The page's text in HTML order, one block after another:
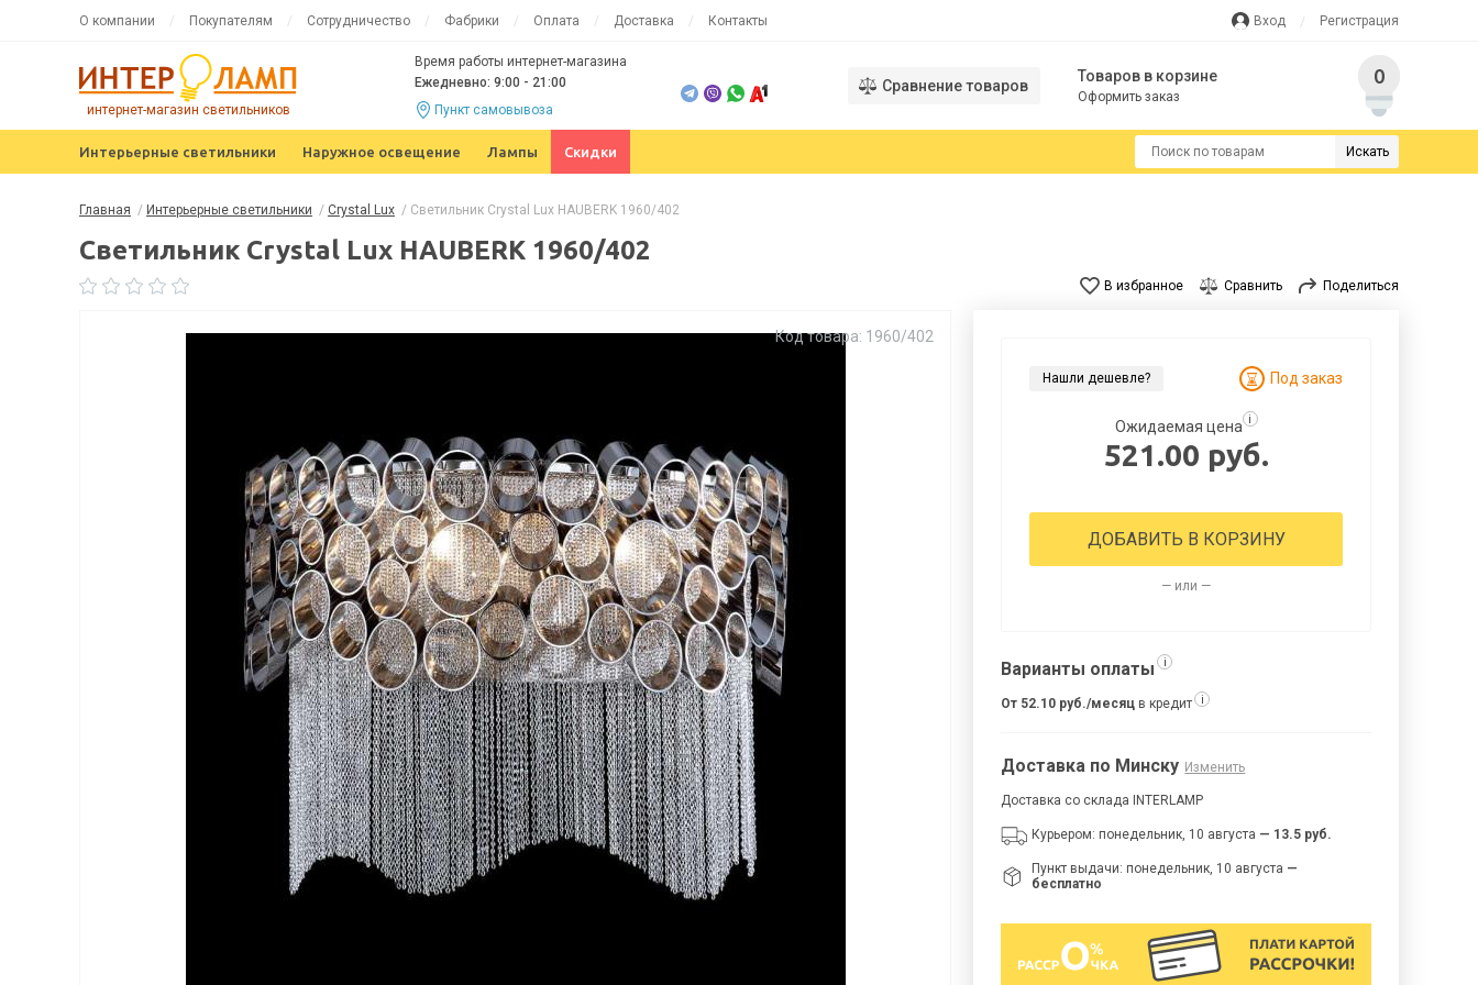
О компании Покупателям Сотрудничество Фабрики Оплата Доставка Контакты Вход Регистрация
интернет-магазин светильников
Время работы интернет-магазина
Ежедневно: 9:00 - 21:00
Пункт самовывоза
Сравнение товаров
Товаров в корзине
Оформить заказ
0
Интерьерные светильники Наружное освещение Лампы Скидки Искать
Главная / Интерьерные светильники / Crystal Lux / Светильник Crystal Lux HAUBERK 1960/402
Светильник Crystal Lux HAUBERK 1960/402
В избранное Сравнить Поделиться
Код товара: 1960/402
Нашли дешевле? Под заказ
Ожидаемая цена i
521.00 руб.
ДОБАВИТЬ В КОРЗИНУ
— или —
Варианты оплаты i
От 52.10 руб./месяц в кредит i
Доставка по Минску Изменить
Доставка со склада INTERLAMP
Курьером: понедельник, 10 августа — 13.5 руб.
Пункт выдачи: понедельник, 10 августа —
бесплатно